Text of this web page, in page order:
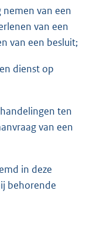
van een
van een
van een besluit;
dienst op
ten
van een
in deze
behorende